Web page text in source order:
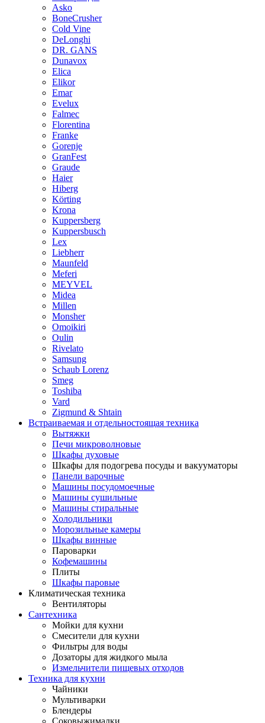
Asko
BoneCrusher
Cold Vine
DeLonghi
DR. GANS
Dunavox
Elica
Elikor
Emar
Evelux
Falmec
Florentina
Franke
Gorenje
GranFest
Graude
Haier
Hiberg
Körting
Krona
Kuppersberg
Kuppersbusch
Lex
Liebherr
Maunfeld
Meferi
MEYVEL
Midea
Millen
Monsher
Omoikiri
Oulin
Rivelato
Samsung
Schaub Lorenz
Smeg
Toshiba
Vard
Zigmund & Shtain
Встраиваемая и отдельностоящая техника
Вытяжки
Печи микроволновые
Шкафы духовые
Шкафы для подогрева посуды и вакууматоры
Панели варочные
Машины посудомоечные
Машины сушильные
Машины стиральные
Холодильники
Морозильные камеры
Шкафы винные
Пароварки
Кофемашины
Плиты
Шкафы паровые
Климатическая техника
Вентиляторы
Сантехника
Мойки для кухни
Смесители для кухни
Фильтры для воды
Дозаторы для жидкого мыла
Измельчители пищевых отходов
Техника для кухни
Чайники
Мультиварки
Блендеры
Соковыжималки